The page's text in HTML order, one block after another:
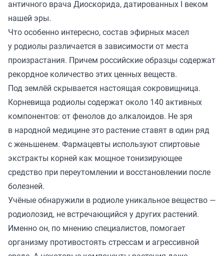
античного врача Диоскорида, датированных I веком
нашей эры.
Что особенно интересно, состав эфирных масел
у родиолы различается в зависимости от места
произрастания. Причем российские образцы содержат
рекордное количество этих ценных веществ.
Под землёй скрывается настоящая сокровищница.
Корневища родиолы содержат около 140 активных
компонентов: от фенолов до алкалоидов. Не зря
в народной медицине это растение ставят в один ряд
с женьшенем. Фармацевты используют спиртовые
экстракты корней как мощное тонизирующее
средство при переутомлении и восстановлении после
болезней.
Учёные обнаружили в родиоле уникальное вещество —
родиолозид, не встречающийся у других растений.
Именно он, по мнению специалистов, помогает
организму противостоять стрессам и агрессивной